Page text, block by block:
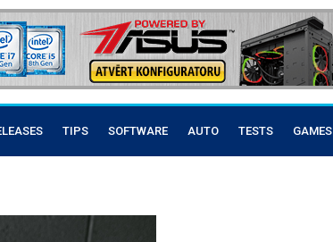
TIPS SOFTWARE AUTO TESTS GAMES